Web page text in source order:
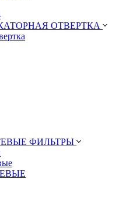
ОТВЕРТКА
ФИЛЬТРЫ